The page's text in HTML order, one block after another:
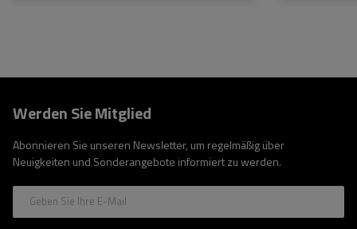
Werden Sie Mitglied
Abonnieren Sie unseren Newsletter, um regelmäßig über
Neuigkeiten und Sonderangebote informiert zu werden.
Geben Sie Ihre E-Mail